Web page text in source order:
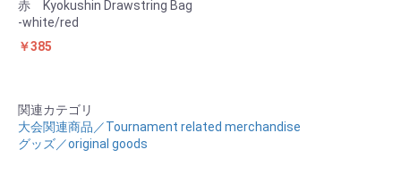
赤 Kyokushin Drawstring Bag
-white/red
￥385
関連カテゴリ
大会関連商品／Tournament related merchandise
グッズ／original goods